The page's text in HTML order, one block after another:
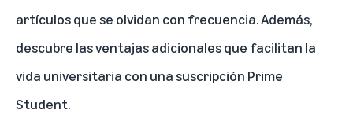
artículos que se olvidan con frecuencia. Además,
descubre las ventajas adicionales que facilitan la
vida universitaria con una suscripción Prime
Student.